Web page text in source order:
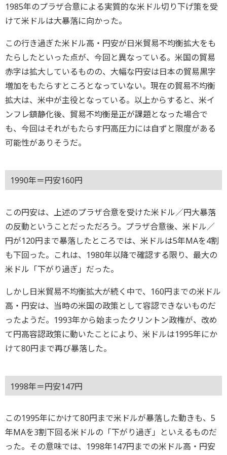
1985年のプラザ合意による実質的な米ドル切り下げ策を受
けて米ドルは大暴落に向かった。
この行き過ぎた米ドル高・円安が日米貿易不均衡拡大をも
たらしたといった点が、今回と異なっている。米国の貿易
赤字は拡大しているものの、大幅な円安は日本の貿易黒字
増加をもたらすところとなっていない。現在の貿易不均衡
拡大は、米中が主役となっている。以上からすると、米イ
ンフレ鎮静化後、貿易不均衡是正が課題となった場合で
も、今回はそれがもたらす円高圧力には自ずと限度がある
可能性がありそうだ。
1990年＝円安160円
この円安は、上述のプラザ合意を受けた米ドル／円大暴落
の反動ということだっただろう。プラザ合意後、米ドル／
円が120円まで暴落したところでは、米ドルは5年MAを4割
も下回った。これは、1980年以降で確認する限り、最大の
米ドル「下がり過ぎ」だった。
しかし日米貿易不均衡拡大が続く中で、160円までの米ドル
高・円安は、当時の米国の政策として容認できないものだ
ったようだ。1993年から始まったクリントン政権が、改め
て円高容認政策に動いたことにより、米ドルは1995年にか
けて80円まで再び暴落した。
1998年＝円安147円
この1995年にかけて80円まで米ドルが暴落した動きも、5
年MAを3割下回る米ドルの「下がり過ぎ」といえるものだ
った。その意味では、1998年147円までの米ドル高・円安